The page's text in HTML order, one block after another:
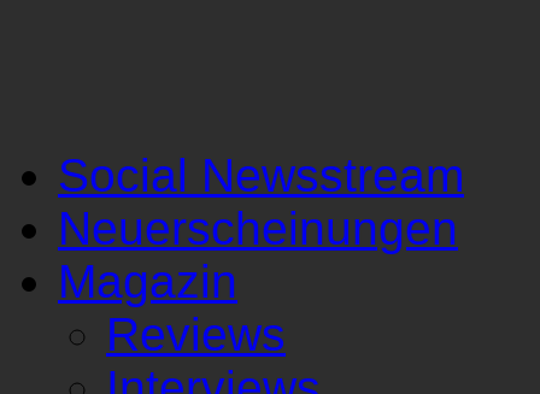
Social Newsstream
Neuerscheinungen
Magazin
Reviews